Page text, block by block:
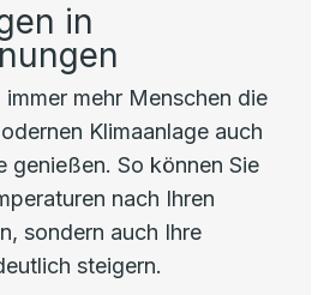
in
mehr Menschen die
Klimaanlage auch
genießen. So können Sie
nach Ihren
sondern auch Ihre
steigern.